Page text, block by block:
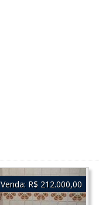
Venda: R$ 212.000,00